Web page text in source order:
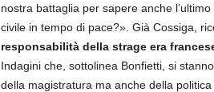
nostra battaglia per sapere anche
civile in tempo di pace?». Già Cossiga,
responsabilità della strage era
Indagini che, sottolinea Bonfietti, si
della magistratura ma anche della politica